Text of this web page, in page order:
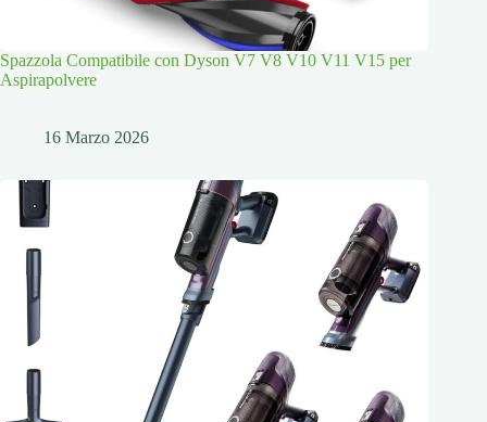
Spazzola Compatibile con Dyson V7 V8 V10 V11 V15 per
Aspirapolvere
16 Marzo 2026